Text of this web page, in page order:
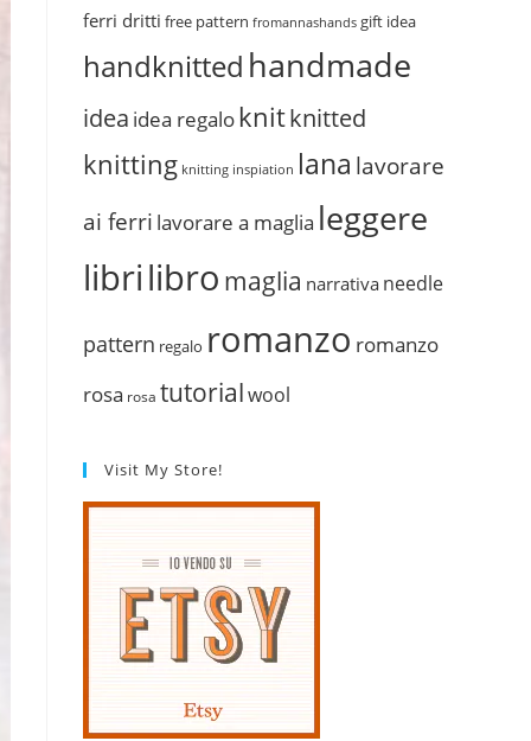
ferri dritti free pattern fromannashands gift idea
handknitted handmade
idea idea regalo knitknitted
knitting knitting inspiation lana lavorare
ai ferri lavorare a maglia leggere
librilibro maglia narrativa needle
pattern regalo romanzo romanzo
rosa rosa tutorialwool
Visit My Store!